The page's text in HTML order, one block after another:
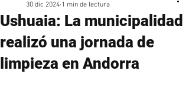
Ushuaia: La municipalidad
realizó una jornada de
limpieza en Andorra
30 dic 2024 1 min de lectura